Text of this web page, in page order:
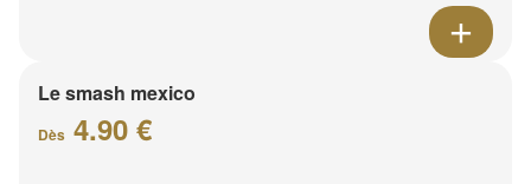
Le smash mexico
Dès 4.90 €